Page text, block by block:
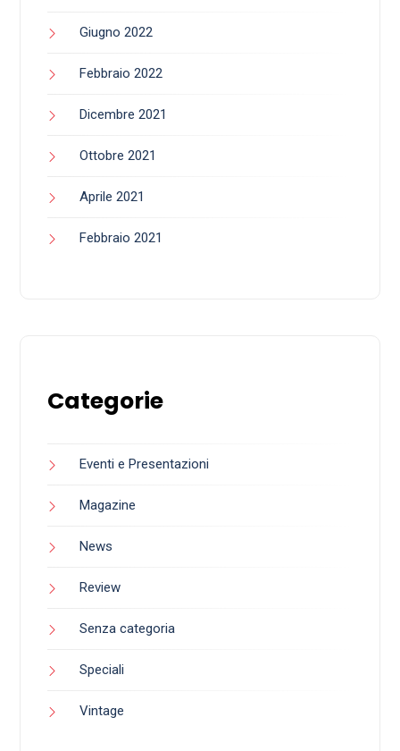
Giugno 2022
Febbraio 2022
Dicembre 2021
Ottobre 2021
Aprile 2021
Febbraio 2021
Categorie
Eventi e Presentazioni
Magazine
News
Review
Senza categoria
Speciali
Vintage